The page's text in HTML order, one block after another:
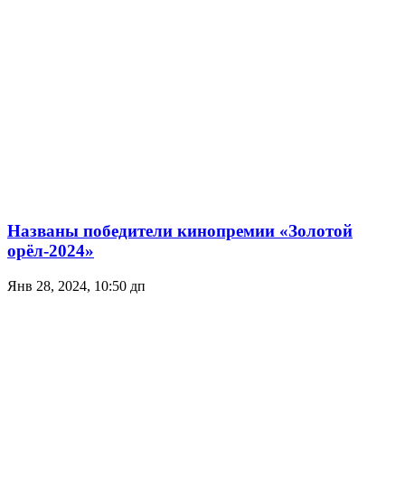
Названы победители кинопремии «Золотой
орёл-2024»
Янв 28, 2024, 10:50 дп